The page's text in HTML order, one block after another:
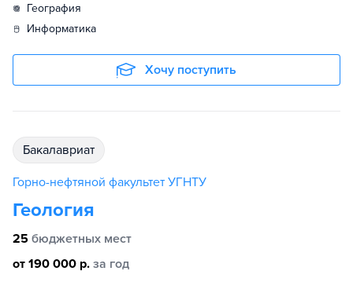
география
информатика
Хочу поступить
бакалавриат
Горно-нефтяной факультет УГНТУ
Геология
25 бюджетных мест
от 190 000 р. за год